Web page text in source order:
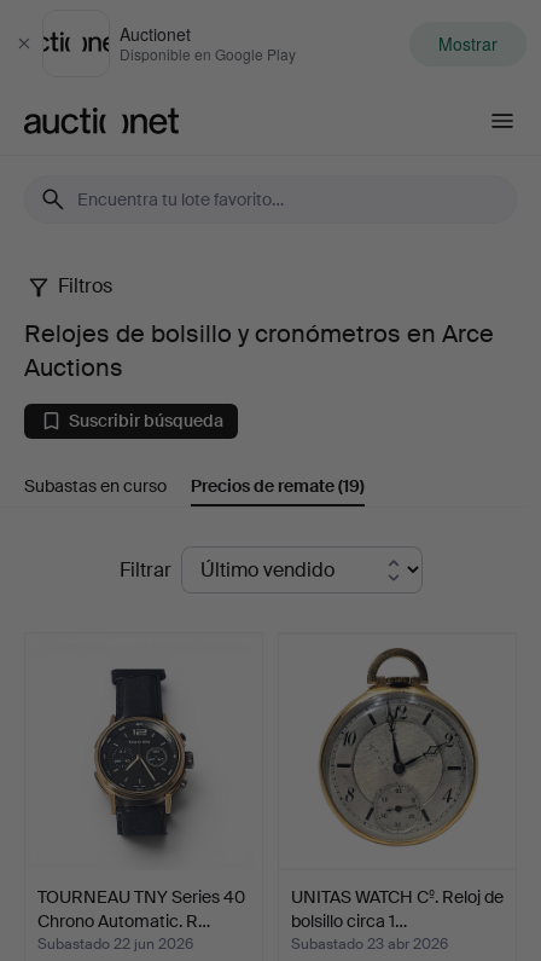
Cerrar
Auctionet
Disponible en Google Play Mostrar
Relojes
de
bolsillo
Auctions
Filtros
Relojes de bolsillo y cronómetros en Arce
Auctions
Suscribir búsqueda
Subastas en curso Precios de remate(19)
Filtrar
TOURNEAU TNY Series 40
Chrono Automatic. R…
Subastado 22 jun 2026
UNITAS WATCH Cº. Reloj de
bolsillo circa 1…
Subastado 23 abr 2026